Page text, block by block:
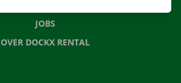
JOBS
OVER DOCKX RENTAL